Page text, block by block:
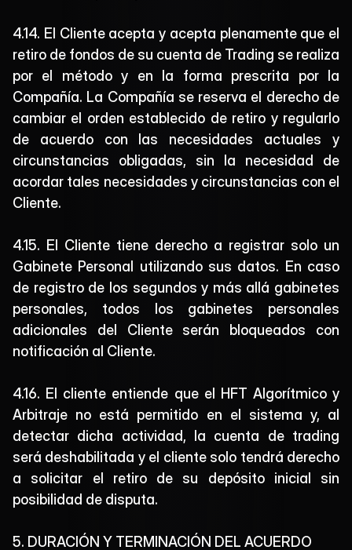
4.14. El Cliente acepta y acepta plenamente que el
retiro de fondos de su cuenta de Trading se realiza
por el método y en la forma prescrita por la
Compañía. La Compañía se reserva el derecho de
cambiar el orden establecido de retiro y regularlo
de acuerdo con las necesidades actuales y
circunstancias obligadas, sin la necesidad de
acordar tales necesidades y circunstancias con el
Cliente.
4.15. El Cliente tiene derecho a registrar solo un
Gabinete Personal utilizando sus datos. En caso
de registro de los segundos y más allá gabinetes
personales, todos los gabinetes personales
adicionales del Cliente serán bloqueados con
notificación al Cliente.
4.16. El cliente entiende que el HFT Algorítmico y
Arbitraje no está permitido en el sistema y, al
detectar dicha actividad, la cuenta de trading
será deshabilitada y el cliente solo tendrá derecho
a solicitar el retiro de su depósito inicial sin
posibilidad de disputa.
5. DURACIÓN Y TERMINACIÓN DEL ACUERDO